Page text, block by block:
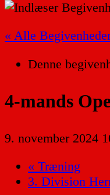
« Alle
Denne
4-mands
9. november 2024
« Træning
3. Division